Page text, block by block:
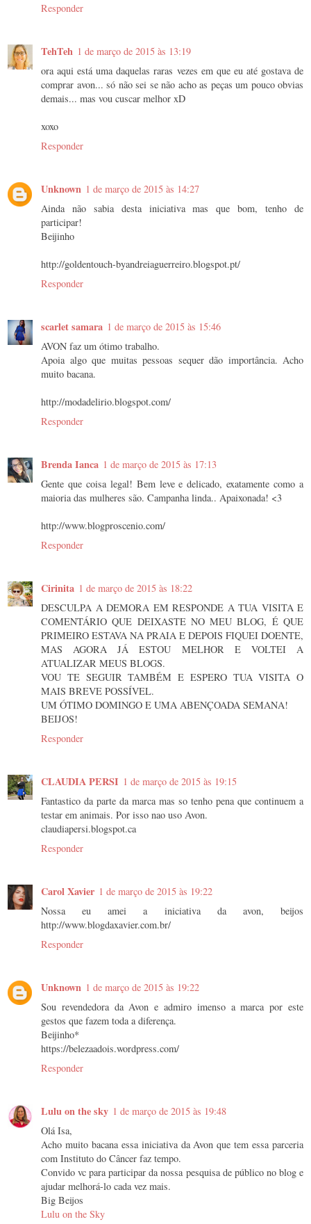
Responder
TehTeh 1 de março de 2015 às 13:19
ora aqui está uma daquelas raras vezes em que eu até gostava de
comprar avon... só não sei se não acho as peças um pouco obvias
demais... mas vou cuscar melhor xD
xoxo
Responder
Unknown 1 de março de 2015 às 14:27
Ainda não sabia desta iniciativa mas que bom, tenho de
participar!
Beijinho
http://goldentouch-byandreiaguerreiro.blogspot.pt/
Responder
scarlet samara 1 de março de 2015 às 15:46
AVON faz um ótimo trabalho.
Apoia algo que muitas pessoas sequer dão importância. Acho
muito bacana.
http://modadelirio.blogspot.com/
Responder
Brenda Ianca 1 de março de 2015 às 17:13
Gente que coisa legal! Bem leve e delicado, exatamente como a
maioria das mulheres são. Campanha linda.. Apaixonada! <3
http://www.blogproscenio.com/
Responder
Cirinita 1 de março de 2015 às 18:22
DESCULPA A DEMORA EM RESPONDE A TUA VISITA E
COMENTÁRIO QUE DEIXASTE NO MEU BLOG, É QUE
PRIMEIRO ESTAVA NA PRAIA E DEPOIS FIQUEI DOENTE,
MAS AGORA JÁ ESTOU MELHOR E VOLTEI A
ATUALIZAR MEUS BLOGS.
VOU TE SEGUIR TAMBÉM E ESPERO TUA VISITA O
MAIS BREVE POSSÍVEL.
UM ÓTIMO DOMINGO E UMA ABENÇOADA SEMANA!
BEIJOS!
Responder
CLAUDIA PERSI 1 de março de 2015 às 19:15
Fantastico da parte da marca mas so tenho pena que continuem a
testar em animais. Por isso nao uso Avon.
claudiapersi.blogspot.ca
Responder
Carol Xavier 1 de março de 2015 às 19:22
Nossa eu amei a iniciativa da avon, beijos
http://www.blogdaxavier.com.br/
Responder
Unknown 1 de março de 2015 às 19:22
Sou revendedora da Avon e admiro imenso a marca por este
gestos que fazem toda a diferença.
Beijinho*
https://belezaadois.wordpress.com/
Responder
Lulu on the sky 1 de março de 2015 às 19:48
Olá Isa,
Acho muito bacana essa iniciativa da Avon que tem essa parceria
com Instituto do Câncer faz tempo.
Convido vc para participar da nossa pesquisa de público no blog e
ajudar melhorá-lo cada vez mais.
Big Beijos
Lulu on the Sky